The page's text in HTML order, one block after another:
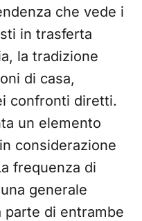
che vede i
in trasferta
la tradizione
di casa,
confronti diretti.
un elemento
considerazione
frequenza di
generale
parte di entrambe